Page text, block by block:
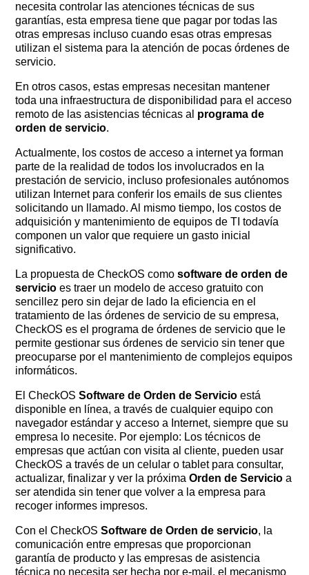
necesita controlar las atenciones técnicas de sus
garantías, esta empresa tiene que pagar por todas las
otras empresas incluso cuando esas otras empresas
utilizan el sistema para la atención de pocas órdenes de
servicio.
En otros casos, estas empresas necesitan mantener
toda una infraestructura de disponibilidad para el acceso
remoto de las asistencias técnicas al programa de
orden de servicio.
Actualmente, los costos de acceso a internet ya forman
parte de la realidad de todos los involucrados en la
prestación de servicio, incluso profesionales autónomos
utilizan Internet para conferir los emails de sus clientes
solicitando un llamado. Al mismo tiempo, los costos de
adquisición y mantenimiento de equipos de TI todavía
componen un valor que requiere un gasto inicial
significativo.
La propuesta de CheckOS comosoftware de orden de
servicio es traer un modelo de acceso gratuito con
sencillez pero sin dejar de lado la eficiencia en el
tratamiento de las órdenes de servicio de su empresa,
CheckOS es el programa de órdenes de servicio que le
permite gestionar sus órdenes de servicio sin tener que
preocuparse por el mantenimiento de complejos equipos
informáticos.
El CheckOSSoftware de Orden de Servicio está
disponible en línea, a través de cualquier equipo con
navegador estándar y acceso a Internet, siempre que su
empresa lo necesite. Por ejemplo: Los técnicos de
empresas que actúan con visita al cliente, pueden usar
CheckOS a través de un celular o tablet para consultar,
actualizar, finalizar y ver la próximaOrden de Servicio a
ser atendida sin tener que volver a la empresa para
recoger informes impresos.
Con el CheckOSSoftware de Orden de servicio, la
comunicación entre empresas que proporcionan
garantía de producto y las empresas de asistencia
técnica no necesita ser hecha por e-mail, el mecanismo